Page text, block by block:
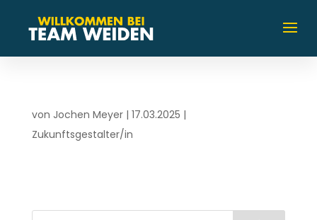
von Jochen Meyer| 17.03.2025 |
Zukunftsgestalter/in